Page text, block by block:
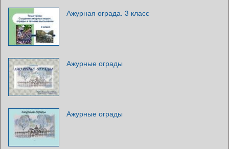
Ажурная ограда. 3 класс
Ажурные ограды
Ажурные ограды